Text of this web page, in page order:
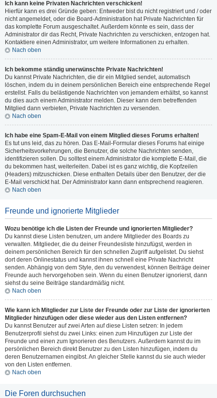
Ich kann keine Privaten Nachrichten verschicken!
Hierfür kann es drei Gründe geben: Entweder bist du nicht registriert und / oder
nicht angemeldet, oder die Board-Administration hat Private Nachrichten für
das komplette Forum ausgeschaltet. Außerdem könnte es sein, dass der
Administrator dir das Recht, Private Nachrichten zu verschicken, entzogen hat.
Kontaktiere einen Administrator, um weitere Informationen zu erhalten.
Nach oben
Ich bekomme ständig unerwünschte Private Nachrichten!
Du kannst Private Nachrichten, die dir ein Mitglied sendet, automatisch
löschen, indem du in deinem persönlichen Bereich eine entsprechende Regel
erstellst. Falls du belästigende Nachrichten von jemandem erhältst, so kannst
du dies auch einem Administrator melden. Dieser kann dem betreffenden
Mitglied dann verbieten, Private Nachrichten zu versenden.
Nach oben
Ich habe eine Spam-E-Mail von einem Mitglied dieses Forums erhalten!
Es tut uns leid, das zu hören. Das E-Mail-Formular dieses Forums hat einige
Sicherheitsvorkehrungen, die Benutzer, die solche Nachrichten senden,
identifizieren sollen. Du solltest einem Administrator die komplette E-Mail, die
du bekommen hast, weiterleiten. Dabei ist es ganz wichtig, die Kopfzeilen
(Headers) mitzuschicken. Diese enthalten Details über den Benutzer, der die
E-Mail verschickt hat. Der Administrator kann dann entsprechend reagieren.
Nach oben
Freunde und ignorierte Mitglieder
Wozu benötige ich die Listen der Freunde und ignorierten Mitglieder?
Du kannst diese Listen benutzen, um andere Mitglieder des Boards zu
verwalten. Mitglieder, die du deiner Freundesliste hinzufügst, werden in
deinem persönlichen Bereich für den schnellen Zugriff aufgelistet. Du siehst
dort deren Onlinestatus und kannst ihnen schnell eine Private Nachricht
senden. Abhängig von dem Style, den du verwendest, können Beiträge deiner
Freunde auch hervorgehoben sein. Wenn du einen Benutzer ignorierst, dann
siehst du seine Beiträge standardmäßig nicht.
Nach oben
Wie kann ich Mitglieder zur Liste der Freunde oder zur Liste der ignorierten
Mitglieder hinzufügen oder diese wieder aus den Listen entfernen?
Du kannst Benutzer auf zwei Arten auf diese Listen setzen: In jedem
Benutzerprofil siehst du zwei Links: einen zum Hinzufügen zur Liste der
Freunde und einen zum Ignorieren des Benutzers. Außerdem kannst du im
persönlichen Bereich direkt Benutzer zu den Listen hinzufügen, indem du
deren Benutzernamen eingibst. An gleicher Stelle kannst du sie auch wieder
von den Listen entfernen.
Nach oben
Die Foren durchsuchen